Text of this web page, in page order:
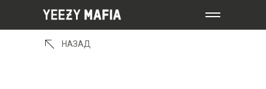
НАЗАД